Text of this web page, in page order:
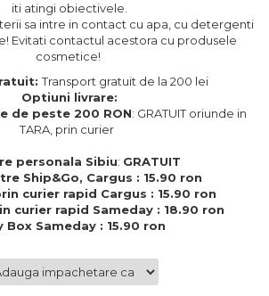
casa
barbati din
pentru
pentru
iti atingi obiectivele.
sa intre in contact cu apa, cu detergenti
Evitati contactul acestora cu produsele
cosmetice!
Transport gratuit de la 200 lei
Optiuni livrare:
de peste 200 RON: GRATUIT oriunde in
TARA, prin curier
personala Sibiu: GRATUIT
Ship&Go, Cargus : 15.90 ron
curier rapid Cargus : 15.90 ron
curier rapid Sameday : 18.90 ron
Box Sameday : 15.90 ron